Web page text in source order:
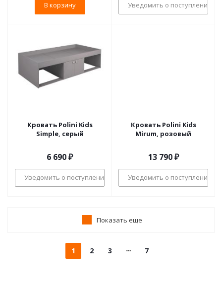
В корзину Уведомить о поступлении
Кровать Polini Kids
Simple, серый
6 690₽
Уведомить о поступлении
Кровать Polini Kids
Mirum, розовый
13 790₽
Уведомить о поступлении
Показать еще
1 2 3 7